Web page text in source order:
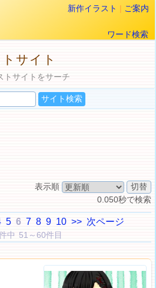
新作イラスト | ご案内
ワード検索
サイト
トサイトをサーチ
表示順
0.050秒で検索
5 6 7 8 9 10 >> 次ページ
中 51～60件目